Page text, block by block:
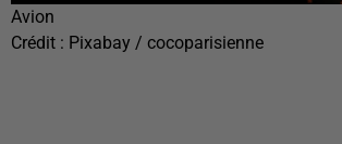
Avion
Crédit : Pixabay / cocoparisienne